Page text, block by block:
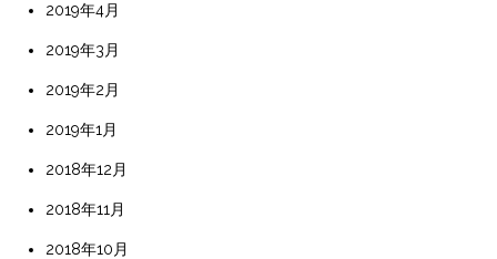
2019年4月
2019年3月
2019年2月
2019年1月
2018年12月
2018年11月
2018年10月